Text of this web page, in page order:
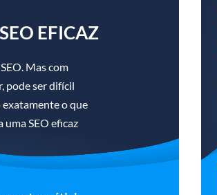
EFICAZ
Mas com
pode ser difícil
exatamente o que
SEO eficaz